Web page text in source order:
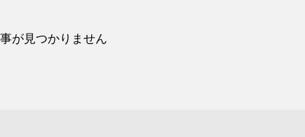
が見つかりません